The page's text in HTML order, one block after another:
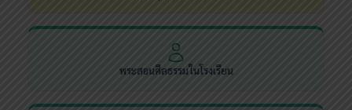
พระสอนศีลธรรมในโรงเรียน